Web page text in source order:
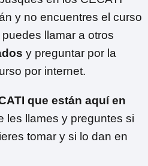
y no encuentres el curso
llamar a otros
y preguntar por la
por internet.
que están aquí en
les llames y preguntes si
tomar y si lo dan en